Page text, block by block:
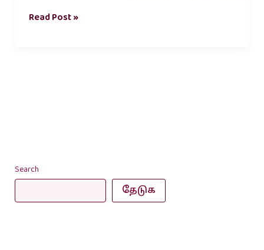
Read Post »
Search
தேடுக